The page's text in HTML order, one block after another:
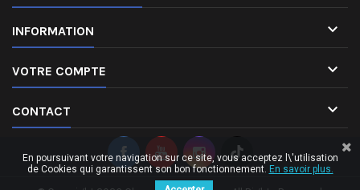
INFORMATION 
VOTRE COMPTE 
CONTACT 
En poursuivant votre navigation sur ce site, vous acceptez l\'utilisation
de Cookies qui garantissent son bon fonctionnement. En savoir plus.